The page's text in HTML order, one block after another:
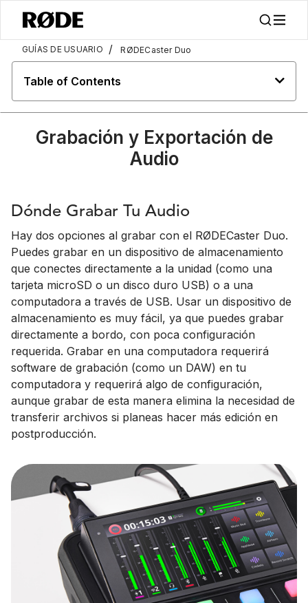
GUÍAS DE USUARIO / RØDECaster Duo
Table of Contents
Grabación y Exportación de
Audio
Dónde Grabar Tu Audio
Hay dos opciones al grabar con el RØDECaster Duo.
Puedes grabar en un dispositivo de almacenamiento
que conectes directamente a la unidad (como una
tarjeta microSD o un disco duro USB) o a una
computadora a través de USB. Usar un dispositivo de
almacenamiento es muy fácil, ya que puedes grabar
directamente a bordo, con poca configuración
requerida. Grabar en una computadora requerirá
software de grabación (como un DAW) en tu
computadora y requerirá algo de configuración,
aunque grabar de esta manera elimina la necesidad de
transferir archivos si planeas hacer más edición en
postproducción.